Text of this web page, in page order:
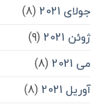
جولای 2021
(8)
ژوئن 2021
(9)
می 2021
(8)
آوریل 2021
(8)